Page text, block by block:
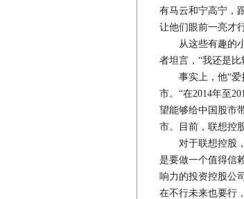
有马云和宁高宁，
让他们眼前一亮才
从这些有趣的小
者坦言，“我还是
事实上，他“爱折
市。“在2014年至
望能够给中国股市
市。目前，联想控
对于联想控股，
是要做一个值得信
响力的投资控股公
在不行未来也要行